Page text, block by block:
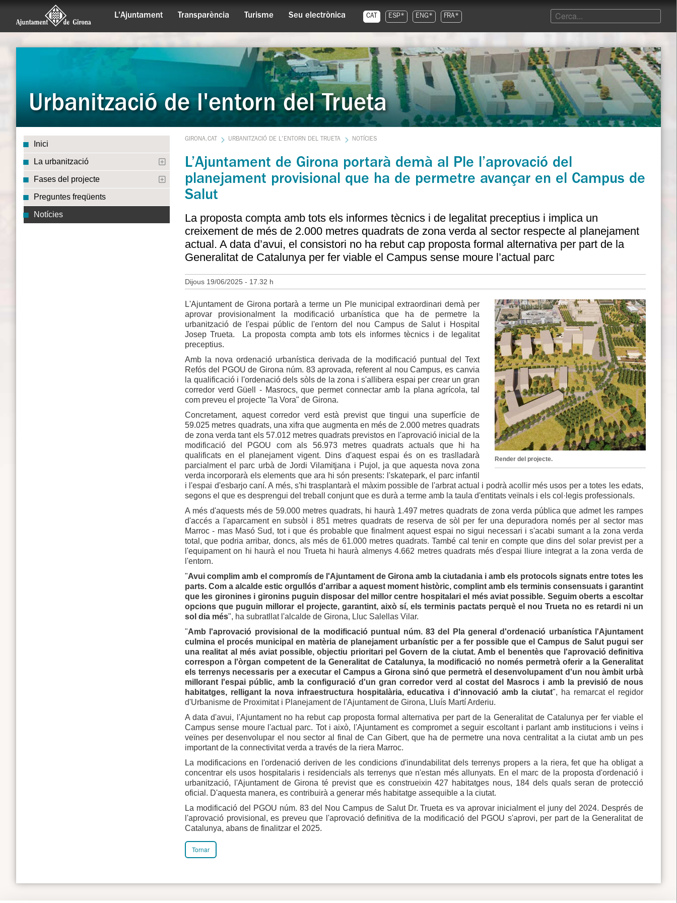
L'Ajuntament Transparència Turisme Seu electrònica CAT ESP* ENG* FRA*
Urbanització de l'entorn del Trueta
Inici
La urbanització
Fases del projecte
Preguntes freqüents
Notícies
GIRONA.CAT URBANITZACIÓ DE L'ENTORN DEL TRUETA NOTÍCIES
L’Ajuntament de Girona portarà demà al Ple l’aprovació del
planejament provisional que ha de permetre avançar en el Campus de
Salut
La proposta compta amb tots els informes tècnics i de legalitat preceptius i implica un
creixement de més de 2.000 metres quadrats de zona verda al sector respecte al planejament
actual. A data d’avui, el consistori no ha rebut cap proposta formal alternativa per part de la
Generalitat de Catalunya per fer viable el Campus sense moure l’actual parc
Dijous 19/06/2025 - 17.32 h
Render del projecte.
L'Ajuntament de Girona portarà a terme un Ple municipal extraordinari demà per
aprovar provisionalment la modificació urbanística que ha de permetre la
urbanització de l'espai públic de l'entorn del nou Campus de Salut i Hospital
Josep Trueta. La proposta compta amb tots els informes tècnics i de legalitat
preceptius.
Amb la nova ordenació urbanística derivada de la modificació puntual del Text
Refós del PGOU de Girona núm. 83 aprovada, referent al nou Campus, es canvia
la qualificació i l'ordenació dels sòls de la zona i s'allibera espai per crear un gran
corredor verd Güell - Masrocs, que permet connectar amb la plana agrícola, tal
com preveu el projecte "la Vora" de Girona.
Concretament, aquest corredor verd està previst que tingui una superfície de
59.025 metres quadrats, una xifra que augmenta en més de 2.000 metres quadrats
de zona verda tant els 57.012 metres quadrats previstos en l'aprovació inicial de la
modificació del PGOU com als 56.973 metres quadrats actuals que hi ha
qualificats en el planejament vigent. Dins d'aquest espai és on es traslladarà
parcialment el parc urbà de Jordi Vilamitjana i Pujol, ja que aquesta nova zona
verda incorporarà els elements que ara hi són presents: l'skatepark, el parc infantil
i l'espai d'esbarjo caní. A més, s'hi trasplantarà el màxim possible de l'arbrat actual i podrà acollir més usos per a totes les edats,
segons el que es desprengui del treball conjunt que es durà a terme amb la taula d'entitats veïnals i els col·legis professionals.
A més d'aquests més de 59.000 metres quadrats, hi haurà 1.497 metres quadrats de zona verda pública que admet les rampes
d'accés a l'aparcament en subsòl i 851 metres quadrats de reserva de sòl per fer una depuradora només per al sector mas
Marroc - mas Masó Sud, tot i que és probable que finalment aquest espai no sigui necessari i s'acabi sumant a la zona verda
total, que podria arribar, doncs, als més de 61.000 metres quadrats. També cal tenir en compte que dins del solar previst per a
l'equipament on hi haurà el nou Trueta hi haurà almenys 4.662 metres quadrats més d'espai lliure integrat a la zona verda de
l'entorn.
"Avui complim amb el compromís de l'Ajuntament de Girona amb la ciutadania i amb els protocols signats entre totes les
parts. Com a alcalde estic orgullós d'arribar a aquest moment històric, complint amb els terminis consensuats i garantint
que les gironines i gironins puguin disposar del millor centre hospitalari el més aviat possible. Seguim oberts a escoltar
opcions que puguin millorar el projecte, garantint, això sí, els terminis pactats perquè el nou Trueta no es retardi ni un
sol dia més", ha subratllat l'alcalde de Girona, Lluc Salellas Vilar.
"Amb l'aprovació provisional de la modificació puntual núm. 83 del Pla general d'ordenació urbanística l'Ajuntament
culmina el procés municipal en matèria de planejament urbanístic per a fer possible que el Campus de Salut pugui ser
una realitat al més aviat possible, objectiu prioritari pel Govern de la ciutat. Amb el benentès que l'aprovació definitiva
correspon a l'òrgan competent de la Generalitat de Catalunya, la modificació no només permetrà oferir a la Generalitat
els terrenys necessaris per a executar el Campus a Girona sinó que permetrà el desenvolupament d'un nou àmbit urbà
millorant l'espai públic, amb la configuració d'un gran corredor verd al costat del Masrocs i amb la previsió de nous
habitatges, relligant la nova infraestructura hospitalària, educativa i d'innovació amb la ciutat", ha remarcat el regidor
d'Urbanisme de Proximitat i Planejament de l'Ajuntament de Girona, Lluís Martí Arderiu.
A data d'avui, l'Ajuntament no ha rebut cap proposta formal alternativa per part de la Generalitat de Catalunya per fer viable el
Campus sense moure l'actual parc. Tot i això, l'Ajuntament es compromet a seguir escoltant i parlant amb institucions i veïns i
veïnes per desenvolupar el nou sector al final de Can Gibert, que ha de permetre una nova centralitat a la ciutat amb un pes
important de la connectivitat verda a través de la riera Marroc.
La modificacions en l'ordenació deriven de les condicions d'inundabilitat dels terrenys propers a la riera, fet que ha obligat a
concentrar els usos hospitalaris i residencials als terrenys que n'estan més allunyats. En el marc de la proposta d'ordenació i
urbanització, l'Ajuntament de Girona té previst que es construeixin 427 habitatges nous, 184 dels quals seran de protecció
oficial. D'aquesta manera, es contribuirà a generar més habitatge assequible a la ciutat.
La modificació del PGOU núm. 83 del Nou Campus de Salut Dr. Trueta es va aprovar inicialment el juny del 2024. Després de
l'aprovació provisional, es preveu que l'aprovació definitiva de la modificació del PGOU s'aprovi, per part de la Generalitat de
Catalunya, abans de finalitzar el 2025.
Tornar